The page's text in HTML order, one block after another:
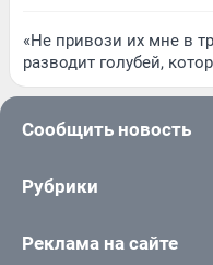
«Не привози их мне в
разводит голубей,
Сообщить новость
Рубрики
Реклама на сайте